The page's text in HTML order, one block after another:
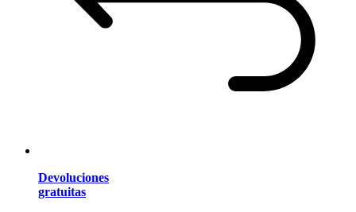
Devoluciones
gratuitas